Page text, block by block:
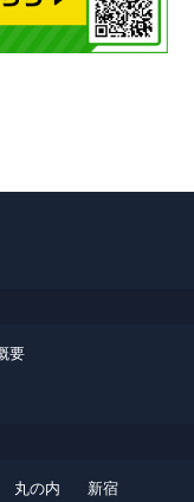
要
丸の内 新宿